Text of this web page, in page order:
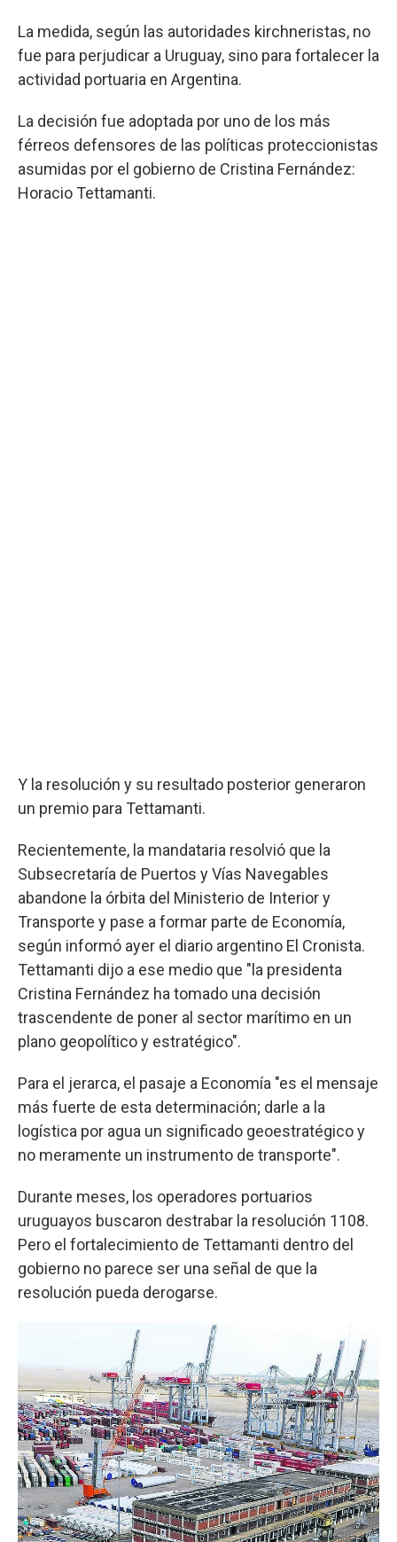
La medida, según las autoridades kirchneristas, no
fue para perjudicar a Uruguay, sino para fortalecer la
actividad portuaria en Argentina.
La decisión fue adoptada por uno de los más
férreos defensores de las políticas proteccionistas
asumidas por el gobierno de Cristina Fernández:
Horacio Tettamanti.
Y la resolución y su resultado posterior generaron
un premio para Tettamanti.
Recientemente, la mandataria resolvió que la
Subsecretaría de Puertos y Vías Navegables
abandone la órbita del Ministerio de Interior y
Transporte y pase a formar parte de Economía,
según informó ayer el diario argentino El Cronista.
Tettamanti dijo a ese medio que "la presidenta
Cristina Fernández ha tomado una decisión
trascendente de poner al sector marítimo en un
plano geopolítico y estratégico".
Para el jerarca, el pasaje a Economía "es el mensaje
más fuerte de esta determinación; darle a la
logística por agua un significado geoestratégico y
no meramente un instrumento de transporte".
Durante meses, los operadores portuarios
uruguayos buscaron destrabar la resolución 1108.
Pero el fortalecimiento de Tettamanti dentro del
gobierno no parece ser una señal de que la
resolución pueda derogarse.